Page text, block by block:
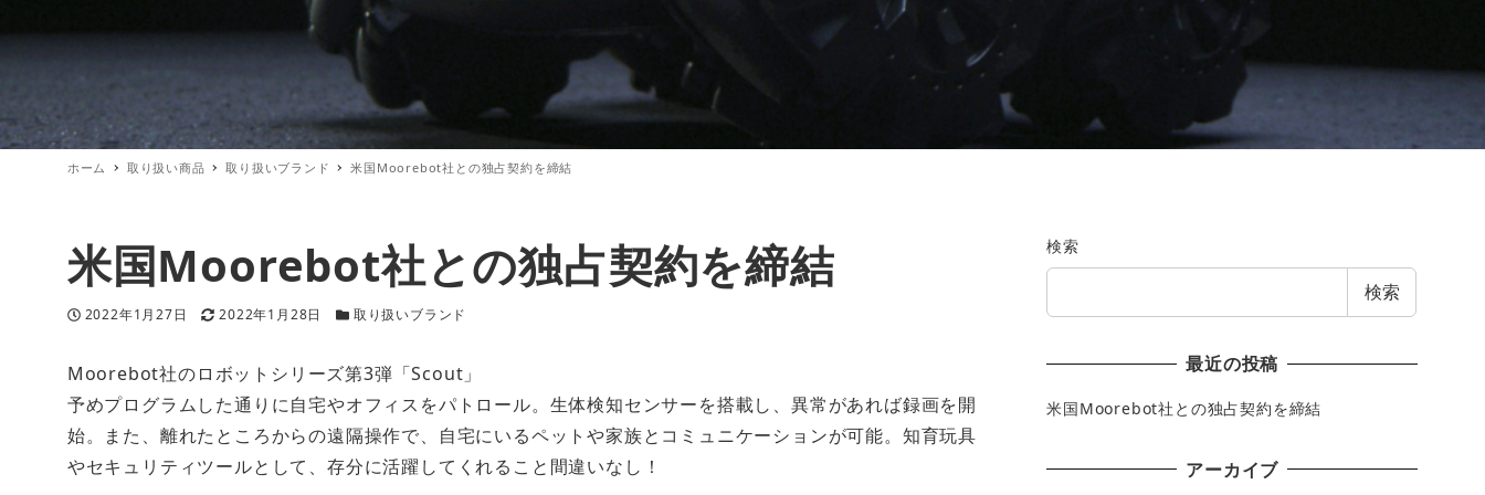
ホーム 取り扱い商品 取り扱いブランド 米国Moorebot社との独占契約を締結
米国Moorebot社との独占契約を締結
投稿日
2022年1月27日 更新日
2022年1月28日 カテゴリー
取り扱いブランド
Moorebot社のロボットシリーズ第3弾「Scout」
予めプログラムした通りに自宅やオフィスをパトロール。生体検知センサーを搭載し、異常があれば録画を開
始。また、離れたところからの遠隔操作で、自宅にいるペットや家族とコミュニケーションが可能。知育玩具
やセキュリティツールとして、存分に活躍してくれること間違いなし！
検索
検索
最近の投稿
米国Moorebot社との独占契約を締結
アーカイブ